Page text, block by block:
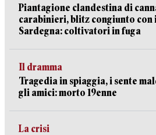
Piantagione clandestina di
carabinieri, blitz congiunto con
Sardegna: coltivatori in fuga
Il dramma
Tragedia in spiaggia, i sente
gli amici: morto 19enne
La crisi